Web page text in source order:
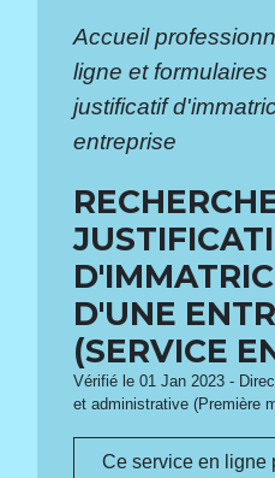
Accueil
ligne et formulaires
justificatif
entreprise
D'UNE
(SERVICE
Vérifié le 01 Jan 2023 -
et administrative (Première
Ce service en ligne